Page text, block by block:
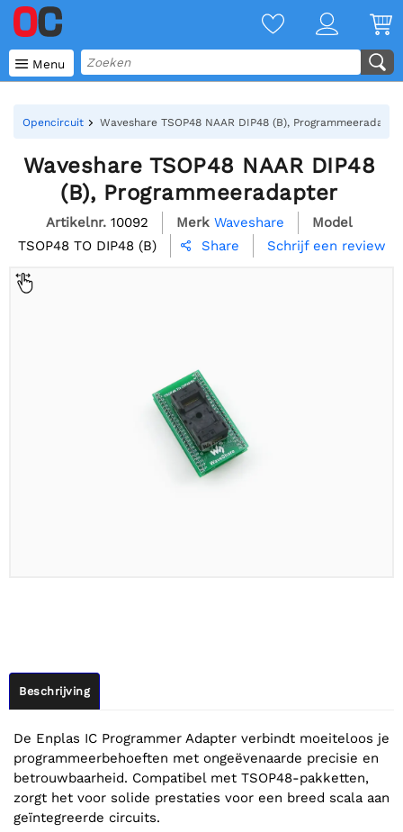
 Menu
Opencircuit Waveshare TSOP48 NAAR DIP48 (B),
Waveshare TSOP48 NAAR DIP48
(B), Programmeeradapter
Artikelnr. 10092 Merk Waveshare
Model
TSOP48 TO DIP48 (B)
 Share Schrijf een review
Beschrijving
De Enplas IC Programmer Adapter verbindt moeiteloos je
programmeerbehoeften met ongeëvenaarde precisie en
betrouwbaarheid. Compatibel met TSOP48-pakketten,
zorgt het voor solide prestaties voor een breed scala aan
geïntegreerde circuits.